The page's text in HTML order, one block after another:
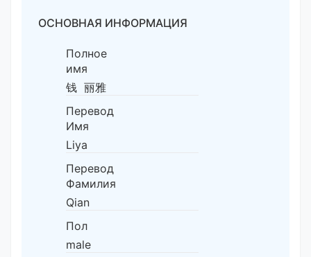
ОСНОВНАЯ ИНФОРМАЦИЯ
Полное
имя
钱 丽雅
Перевод
Имя
Liya
Перевод
Фамилия
Qian
Пол
male